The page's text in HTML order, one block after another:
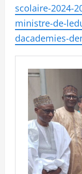
scolaire-2024-
ministre-de-
dacademies-